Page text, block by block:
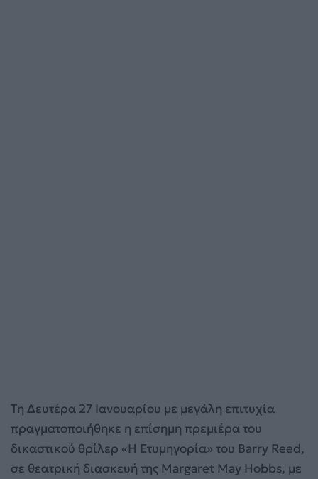
Τη Δευτέρα 27 Ιανουαρίου με μεγάλη επιτυχία
πραγματοποιήθηκε η επίσημη πρεμιέρα του
δικαστικού θρίλερ «Η Ετυμηγορία» του Barry Reed,
σε θεατρική διασκευή της Margaret May Hobbs, με